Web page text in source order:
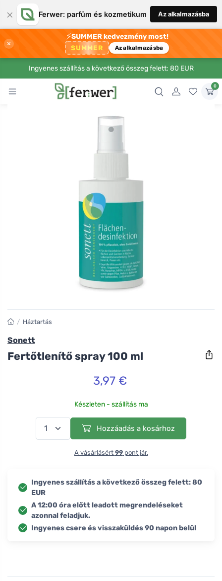
× Ferwer: parfüm és kozmetikum Az alkalmazásba
×
⚡SUMMER kedvezmény most!
SUMMER Az alkalmazásba
Ingyenes szállítás a következő összeg felett: 80 EUR
0
/ Háztartás
Sonett
Fertőtlenítő spray 100 ml
3,97 €
Készleten - szállítás ma
Hozzáadás a kosárhoz
A vásárlásért 99pont jár.
Ingyenes szállítás a következő összeg felett: 80
EUR
A 12:00 óra előtt leadott megrendeléseket
azonnal feladjuk.
Ingyenes csere és visszaküldés 90 napon belül